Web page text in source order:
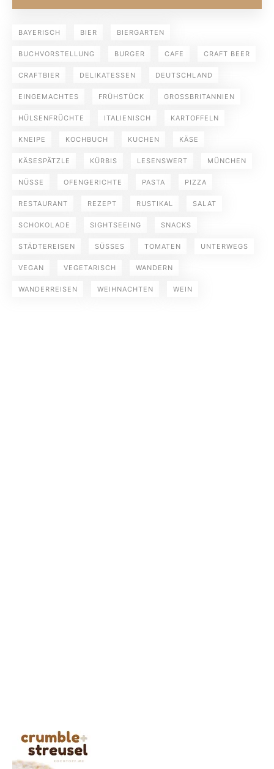
BAYERISCH BIER BIERGARTEN
BUCHVORSTELLUNG BURGER CAFE CRAFT BEER
CRAFTBIER DELIKATESSEN DEUTSCHLAND
EINGEMACHTES FRÜHSTÜCK GROSSBRITANNIEN
HÜLSENFRÜCHTE ITALIENISCH KARTOFFELN
KNEIPE KOCHBUCH KUCHEN KÄSE
KÄSESPÄTZLE KÜRBIS LESENSWERT MÜNCHEN
NÜSSE OFENGERICHTE PASTA PIZZA
RESTAURANT REZEPT RUSTIKAL SALAT
SCHOKOLADE SIGHTSEEING SNACKS
STÄDTEREISEN SÜSSES TOMATEN UNTERWEGS
VEGAN VEGETARISCH WANDERN
WANDERREISEN WEIHNACHTEN WEIN